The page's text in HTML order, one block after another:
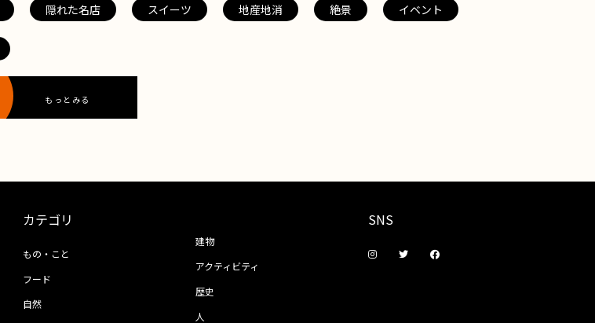
隠れた名店 スイーツ 地産地消 絶景 イベント
もっとみる
カテゴリ
もの・こと
フード
自然
建物
アクティビティ
歴史
人
SNS